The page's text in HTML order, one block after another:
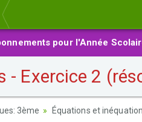
pour l'Année
- Exercice 2
3ème Équations et